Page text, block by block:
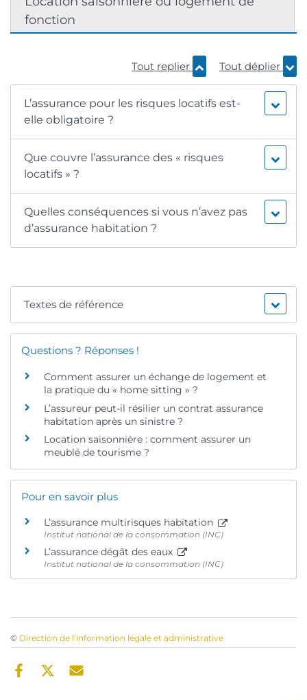
fonction
Tout replier Tout déplier
L’assurance pour les risques locatifs est-
elle obligatoire ?
Que couvre l’assurance des « risques
locatifs » ?
Quelles conséquences si vous n’avez pas
d’assurance habitation ?
Textes de référence
Questions ? Réponses !
Comment assurer un échange de logement et
la pratique du « home sitting » ?
L’assureur peut-il résilier un contrat assurance
habitation après un sinistre ?
Location saisonnière : comment assurer un
meublé de tourisme ?
Pour en savoir plus
L’assurance multirisques habitation
Institut national de la consommation (INC)
L’assurance dégât des eaux
Institut national de la consommation (INC)
© Direction de l’information légale et administrative